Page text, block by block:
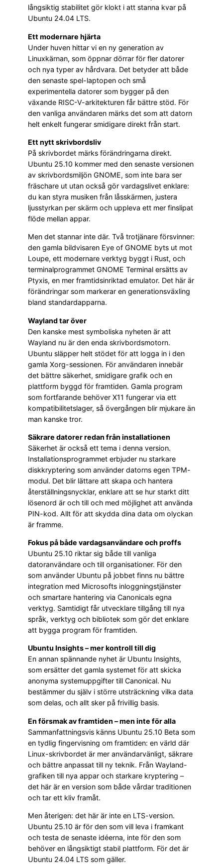
långsiktig stabilitet gör klokt i att stanna kvar på
Ubuntu 24.04 LTS.
Ett modernare hjärta
Under huven hittar vi en ny generation av
Linuxkärnan, som öppnar dörrar för fler datorer
och nya typer av hårdvara. Det betyder att både
den senaste spel-laptopen och små
experimentella datorer som bygger på den
växande RISC-V-arkitekturen får bättre stöd. För
den vanliga användaren märks det som att datorn
helt enkelt fungerar smidigare direkt från start.
Ett nytt skrivbordsliv
På skrivbordet märks förändringarna direkt.
Ubuntu 25.10 kommer med den senaste versionen
av skrivbordsmiljön GNOME, som inte bara ser
fräschare ut utan också gör vardagslivet enklare:
du kan styra musiken från låsskärmen, justera
ljusstyrkan per skärm och uppleva ett mer finslipat
flöde mellan appar.
Men det stannar inte där. Två trotjänare försvinner:
den gamla bildvisaren Eye of GNOME byts ut mot
Loupe, ett modernare verktyg byggt i Rust, och
terminalprogrammet GNOME Terminal ersätts av
Ptyxis, en mer framtidsinriktad emulator. Det här är
förändringar som markerar en generationsväxling
bland standardapparna.
Wayland tar över
Den kanske mest symboliska nyheten är att
Wayland nu är den enda skrivbordsmotorn.
Ubuntu släpper helt stödet för att logga in i den
gamla Xorg-sessionen. För användaren innebär
det bättre säkerhet, smidigare grafik och en
plattform byggd för framtiden. Gamla program
som fortfarande behöver X11 fungerar via ett
kompatibilitetslager, så övergången blir mjukare än
man kanske tror.
Säkrare datorer redan från installationen
Säkerhet är också ett tema i denna version.
Installationsprogrammet erbjuder nu starkare
diskkryptering som använder datorns egen TPM-
modul. Det blir lättare att skapa och hantera
återställningsnycklar, enklare att se hur starkt ditt
lösenord är och till och med möjlighet att använda
PIN-kod. Allt för att skydda dina data om olyckan
är framme.
Fokus på både vardagsanvändare och proffs
Ubuntu 25.10 riktar sig både till vanliga
datoranvändare och till organisationer. För den
som använder Ubuntu på jobbet finns nu bättre
integration med Microsofts inloggningstjänster
och smartare hantering via Canonicals egna
verktyg. Samtidigt får utvecklare tillgång till nya
språk, verktyg och bibliotek som gör det enklare
att bygga program för framtiden.
Ubuntu Insights – mer kontroll till dig
En annan spännande nyhet är Ubuntu Insights,
som ersätter det gamla systemet för att skicka
anonyma systemuppgifter till Canonical. Nu
bestämmer du själv i större utsträckning vilka data
som delas, och allt sker på frivillig basis.
En försmak av framtiden – men inte för alla
Sammanfattningsvis känns Ubuntu 25.10 Beta som
en tydlig fingervisning om framtiden: en värld där
Linux-skrivbordet är mer användarvänligt, säkrare
och bättre anpassat till ny teknik. Från Wayland-
grafiken till nya appar och starkare kryptering –
det här är en version som både vårdar traditionen
och tar ett kliv framåt.
Men återigen: det här är inte en LTS-version.
Ubuntu 25.10 är för den som vill leva i framkant
och testa de senaste idéerna, inte för den som
behöver en långsiktigt stabil plattform. För det är
Ubuntu 24.04 LTS som gäller.